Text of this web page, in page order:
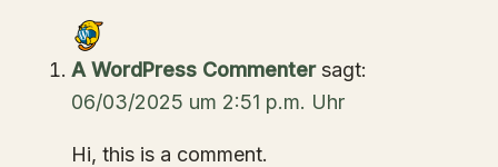
A WordPress Commenter sagt:
06/03/2025 um 2:51 p.m. Uhr
Hi, this is a comment.